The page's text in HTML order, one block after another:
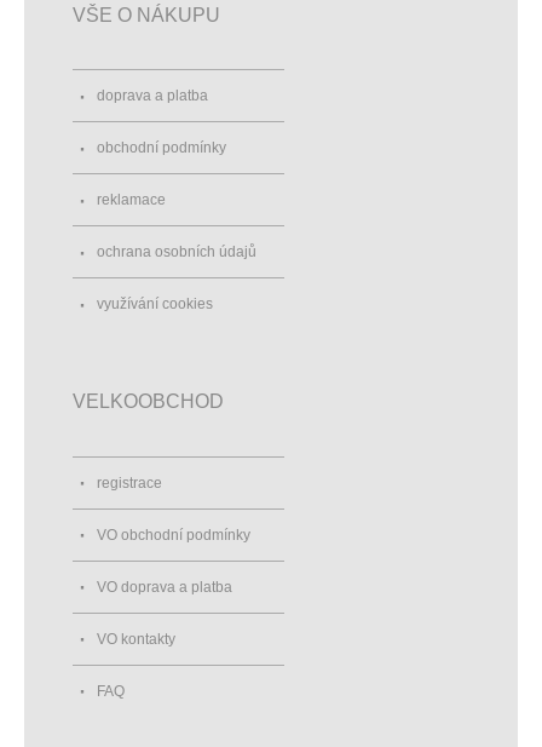
VŠE O NÁKUPU
doprava a platba
obchodní podmínky
reklamace
ochrana osobních údajů
využívání cookies
VELKOOBCHOD
registrace
VO obchodní podmínky
VO doprava a platba
VO kontakty
FAQ